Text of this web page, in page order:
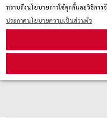
ทราบถึงนโยบายการใช้คุกกี้และวิธีการ
ประกาศนโยบายความเป็นส่วนตัว
สมัครรับข่าวสาร